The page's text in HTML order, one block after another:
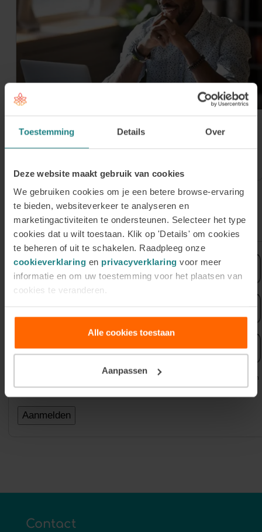
Toestemming Details Over
Deze website maakt gebruik van cookies
We gebruiken cookies om je een betere browse-ervaring
te bieden, websiteverkeer te analyseren en
marketingactiviteiten te ondersteunen. Selecteer het type
cookies dat u wilt toestaan. Klik op 'Details' om cookies
te beheren of uit te schakelen. Raadpleeg onze
cookieverklaring en privacyverklaring voor meer
informatie en om uw toestemming voor het plaatsen van
cookies te veranderen.
Alle cookies toestaan
Aanpassen
30 juli 2026
Meld je aan voor onze Online Open
Meld je aan voor de nieuwsbrief
Voornaam
mailadres
Uw gegevens worden gebruikt voor het versturen van onze nieuwsbrief zoals omschreven in
onzePrivacyverklaring.
Contact